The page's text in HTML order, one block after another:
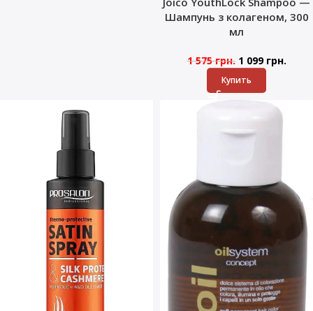
Шампунь з колагеном, 300
мл
1 575грн. 1 099 грн.
Купить